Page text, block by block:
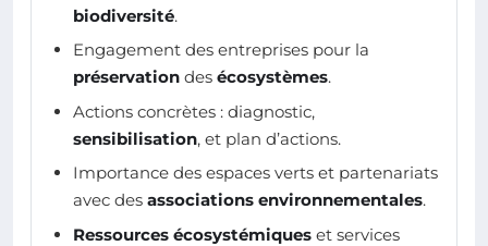
biodiversité.
Engagement des entreprises pour la
préservation des écosystèmes.
Actions concrètes : diagnostic,
sensibilisation, et plan d’actions.
Importance des espaces verts et partenariats
avec des associations environnementales.
Ressources écosystémiques et services